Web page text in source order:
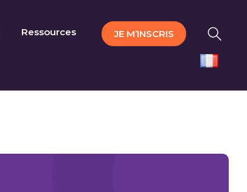
Ressources JE M’INSCRIS